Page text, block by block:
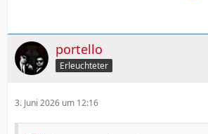
portello
Erleuchteter
3. Juni 2026 um 12:16